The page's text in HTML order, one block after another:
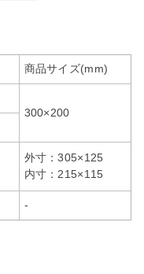
商品サイズ(mm)
300×200
外寸：305×125
内寸：215×115
-